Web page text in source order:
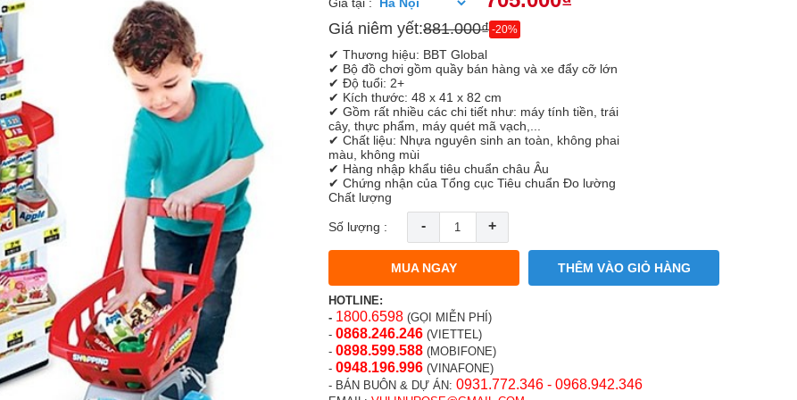
Giá niêm yết:881.000₫ -20%
✔ Thương hiệu: BBT Global
✔ Bộ đồ chơi gồm quầy bán hàng và xe đẩy cỡ lớn
✔ Độ tuổi: 2+
✔ Kích thước: 48 x 41 x 82 cm
✔ Gồm rất nhiều các chi tiết như: máy tính tiền, trái
cây, thực phẩm, máy quét mã vạch,...
✔ Chất liệu: Nhựa nguyên sinh an toàn, không phai
màu, không mùi
✔ Hàng nhập khẩu tiêu chuẩn châu Âu
✔ Chứng nhận của Tổng cục Tiêu chuẩn Đo lường
Chất lượng
Số lượng : - +
MUA NGAY THÊM VÀO GIỎ HÀNG
HOTLINE:
- 1800.6598 (GỌI MIỄN PHÍ)
- 0868.246.246 (VIETTEL)
- 0898.599.588 (MOBIFONE)
- 0948.196.996 (VINAFONE)
- BÁN BUÔN & DỰ ÁN: 0931.772.346 - 0968.942.346